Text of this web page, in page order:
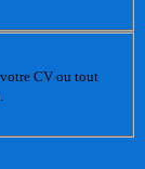
CV ou tout